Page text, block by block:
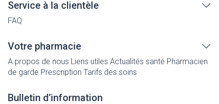
Service à la clientèle
FAQ
Votre pharmacie
A propos de nous Liens utiles Actualités santé Pharmacien
de garde Prescription Tarifs des soins
Bulletin d’information